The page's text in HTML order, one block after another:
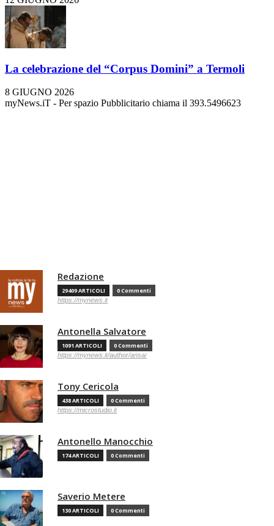
La celebrazione del “Corpus Domini” a Termoli
8 GIUGNO 2026
myNews.iT - Per spazio Pubblicitario chiama il 393.5496623
Redazione
29409 ARTICOLI 0 Commenti
https://mynews.it
Antonella Salvatore
1091 ARTICOLI 0 Commenti
https://mynews.it/author/ansa/
Tony Cericola
438 ARTICOLI 0 Commenti
https://microstudio.it
Antonello Manocchio
174 ARTICOLI 0 Commenti
Saverio Metere
130 ARTICOLI 0 Commenti